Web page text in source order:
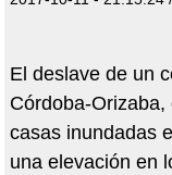
El deslave de un
Córdoba-
casas inundadas
una elevación en